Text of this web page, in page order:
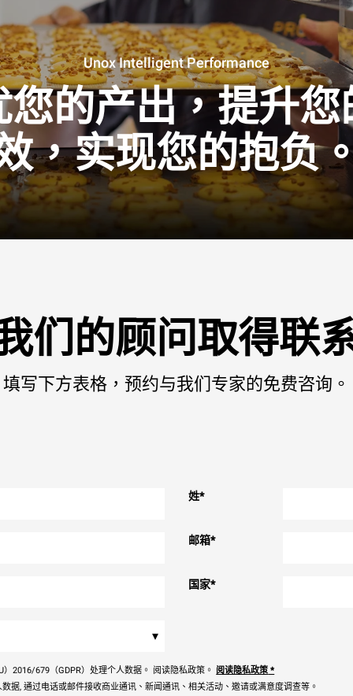
Unox Intelligent Performance
您的产出，提升您
，实现您的抱负
们的顾问取得联
填写下方表格，预约与我们专家的免费咨询。
姓*
邮箱*
国家*
▾
）2016/679（GDPR）处理个人数据。 阅读隐私政策。 阅读隐私政策 *
据, 通过电话或邮件接收商业通讯、新闻通讯、相关活动、邀请或满意度调查等。